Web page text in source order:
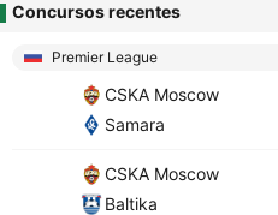
Concursos recentes
Premier League
CSKA Moscow
Samara
CSKA Moscow
Baltika